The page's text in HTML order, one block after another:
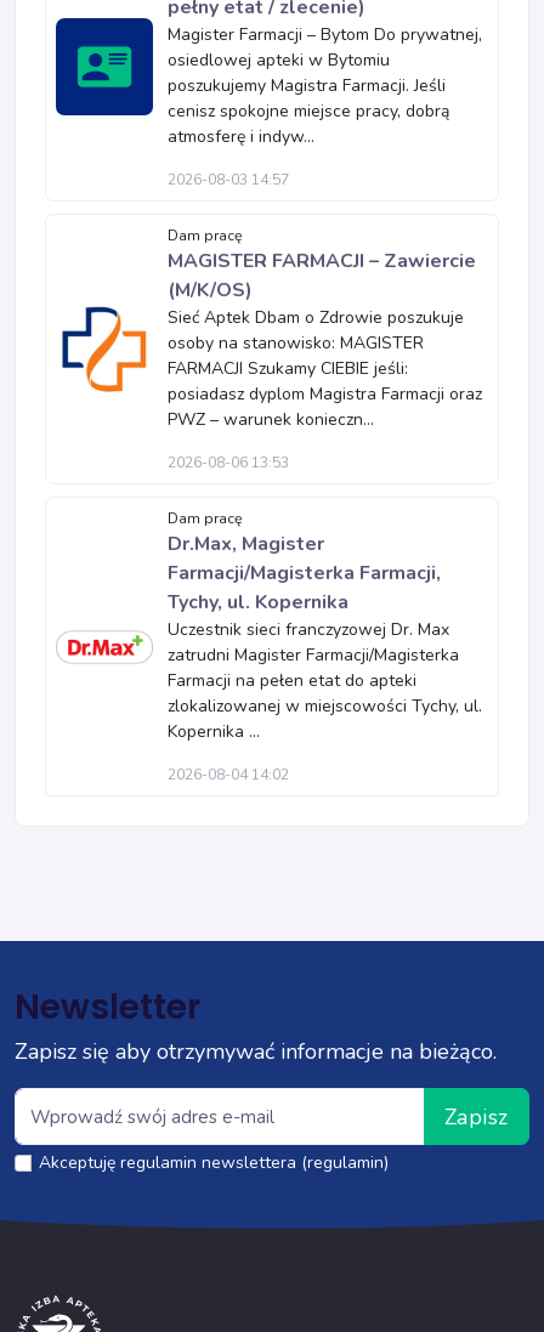
pełny etat / zlecenie)
Magister Farmacji – Bytom Do prywatnej,
osiedlowej apteki w Bytomiu
poszukujemy Magistra Farmacji. Jeśli
cenisz spokojne miejsce pracy, dobrą
atmosferę i indyw...
2026-08-03 14:57
Dam pracę
MAGISTER FARMACJI – Zawiercie
(M/K/OS)
Sieć Aptek Dbam o Zdrowie poszukuje
osoby na stanowisko: MAGISTER
FARMACJI Szukamy CIEBIE jeśli:
posiadasz dyplom Magistra Farmacji oraz
PWZ – warunek konieczn...
2026-08-06 13:53
Dam pracę
Dr.Max, Magister
Farmacji/Magisterka Farmacji,
Tychy, ul. Kopernika
Uczestnik sieci franczyzowej Dr. Max
zatrudni Magister Farmacji/Magisterka
Farmacji na pełen etat do apteki
zlokalizowanej w miejscowości Tychy, ul.
Kopernika ...
2026-08-04 14:02
Newsletter
Zapisz się aby otrzymywać informacje na bieżąco.
Zapisz
Akceptuję regulamin newslettera (regulamin)